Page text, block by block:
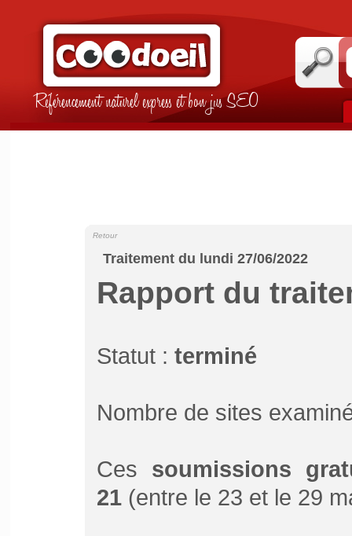
Référencement naturel express et bon jus SEO
Traitement du lundi 27/06/2022
Retour
Rapport du
Statut : terminé
Nombre de sites
Ces soumissions
21(entre le 23 et le 29